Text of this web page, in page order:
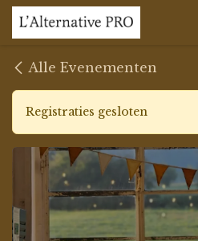
Overslaan naar inhoud
Alle Evenementen
Registraties gesloten